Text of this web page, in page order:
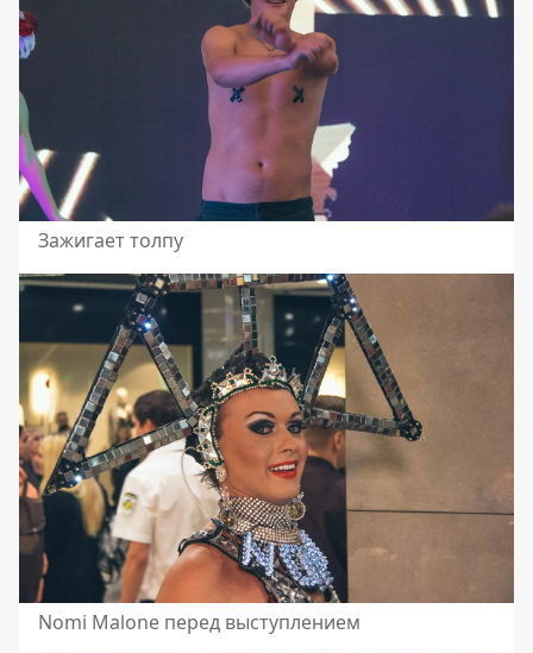
Зажигает толпу
Nomi Malone перед выступлением